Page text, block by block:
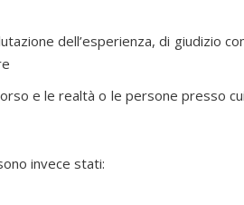
dell’esperienza, di giudizio
e le realtà o le persone presso
invece stati: